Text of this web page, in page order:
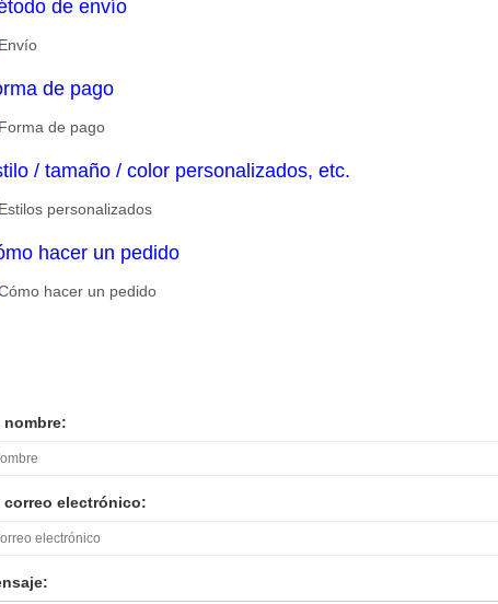
de envío
de pago
/ tamaño / color personalizados, etc.
hacer un pedido
nombre:
correo electrónico: